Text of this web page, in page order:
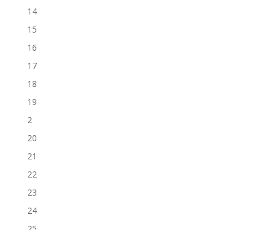
14
15
16
17
18
19
2
20
21
22
23
24